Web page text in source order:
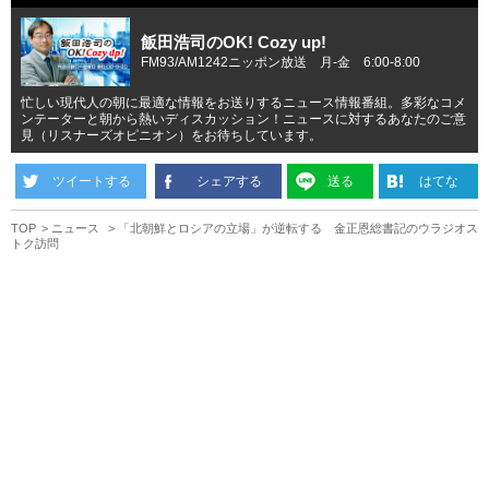
飯田浩司のOK! Cozy up!
FM93/AM1242ニッポン放送 月-金 6:00-8:00
忙しい現代人の朝に最適な情報をお送りするニュース情報番組。多彩なコメ
ンテーターと朝から熱いディスカッション！ニュースに対するあなたのご意
見（リスナーズオピニオン）をお待ちしています。
ツイートする シェアする 送る はてな
TOP ニュース
「北朝鮮とロシアの立場」が逆転する 金正恩総書記のウラジオス
トク訪問